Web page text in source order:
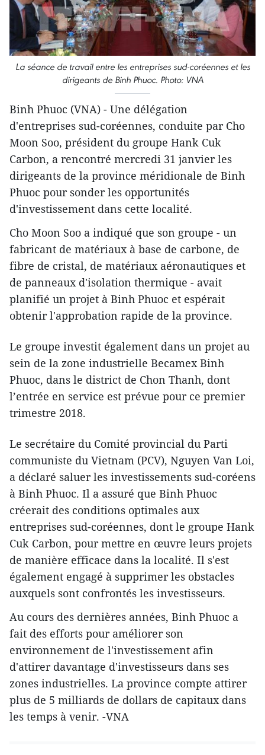
La séance de travail entre les entreprises sud-coréennes et les
dirigeants de Binh Phuoc. Photo: VNA
Binh Phuoc (VNA) - Une délégation
d'entreprises sud-coréennes, conduite par Cho
Moon Soo, président du groupe Hank Cuk
Carbon, a rencontré mercredi 31 janvier les
dirigeants de la province méridionale de Binh
Phuoc pour sonder les opportunités
d'investissement dans cette localité.
Cho Moon Soo a indiqué que son ​groupe - un
fabricant de matériaux à base de carbone, de
fibre de cristal, de matériaux aéronautiques et
de panneaux d'isolation thermique - avait
planifié un projet à Binh Phuoc et espérait
obtenir l'approbation rapide de la province.
Le groupe investit également dans un projet ​au
sein de la zone industrielle Becamex Binh
Phuoc, dans le district de Chon Thanh, dont
l’entrée en service est prévue pour ce premier
trimestre 2018.
Le secrétaire du Comité provincial du Parti
communiste du Vietnam (PCV), Nguyen Van Loi,
a ​déclaré saluer les investissements sud-coréens
à Binh Phuoc. Il a ​assuré que Binh Phuoc
créerait des conditions optimales aux
entreprises sud-coréennes, dont le groupe Hank
Cuk Carbon, pour mettre en œuvre leurs projets
de manière efficace dans la localité. Il s'est
également engagé à supprimer les obstacles
auxquels sont confrontés les investisseurs.
Au cours des dernières années, Binh Phuoc a
fait des efforts pour améliorer son
environnement de l'investissement afin
d'attirer davantage d'investisseurs dans ses
zones industrielles. La province ​compte attirer
plus de 5 milliards de dollars de capitaux dans
les temps à venir. -VNA